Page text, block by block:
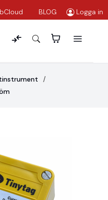
BLOG Logga in